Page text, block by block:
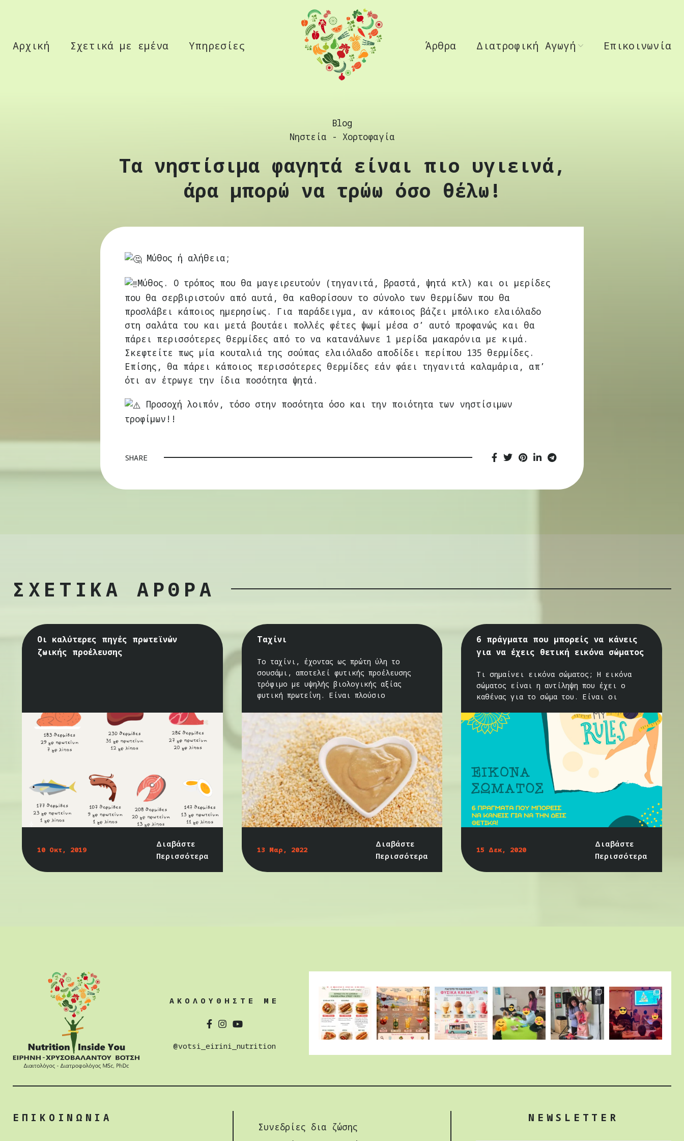
Αρχική Σχετικά με εμένα Υπηρεσίες Άρθρα Διατροφική Αγωγή Επικοινωνία
Blog
Νηστεία - Χορτοφαγία
Τα νηστίσιμα φαγητά είναι πιο υγιεινά,
άρα μπορώ να τρώω όσο θέλω!
Μύθος ή αλήθεια;
Μύθος. Ο τρόπος που θα μαγειρευτούν (τηγανιτά, βραστά, ψητά κτλ) και οι μερίδες
που θα σερβιριστούν από αυτά, θα καθορίσουν το σύνολο των θερμίδων που θα
προσλάβει κάποιος ημερησίως. Για παράδειγμα, αν κάποιος βάζει μπόλικο ελαιόλαδο
στη σαλάτα του και μετά βουτάει πολλές φέτες ψωμί μέσα σ’ αυτό προφανώς και θα
πάρει περισσότερες θερμίδες από το να κατανάλωνε 1 μερίδα μακαρόνια με κιμά.
Σκεφτείτε πως μία κουταλιά της σούπας ελαιόλαδο αποδίδει περίπου 135 θερμίδες.
Επίσης, θα πάρει κάποιος περισσότερες θερμίδες εάν φάει τηγανιτά καλαμάρια, απ’
ότι αν έτρωγε την ίδια ποσότητα ψητά.
Προσοχή λοιπόν, τόσο στην ποσότητα όσο και την ποιότητα των νηστίσιμων
τροφίμων!!
SHARE
ΣΧΕΤΙΚΑ ΑΡΘΡΑ
Οι καλύτερες πηγές πρωτεϊνών
ζωικής προέλευσης
10 Οκτ, 2019
Διαβάστε
Περισσότερα
Ταχίνι
Το ταχίνι, έχοντας ως πρώτη ύλη το
σουσάμι, αποτελεί φυτικής προέλευσης
τρόφιμο με υψηλής βιολογικής αξίας
φυτική πρωτεΐνη. Είναι πλούσιο
13 Μαρ, 2022
Διαβάστε
Περισσότερα
6 πράγματα που μπορείς να κάνεις
για να έχεις θετική εικόνα σώματος
Τι σημαίνει εικόνα σώματος; Η εικόνα
σώματος είναι η αντίληψη που έχει ο
καθένας για το σώμα του. Είναι οι
15 Δεκ, 2020
Διαβάστε
Περισσότερα
ΑΚΟΛΟΥΘΗΣΤΕ ΜΕ
@votsi_eirini_nutrition
ΕΠΙΚΟΙΝΩΝΙΑ
Συνεδρίες δια ζώσης
NEWSLETTER